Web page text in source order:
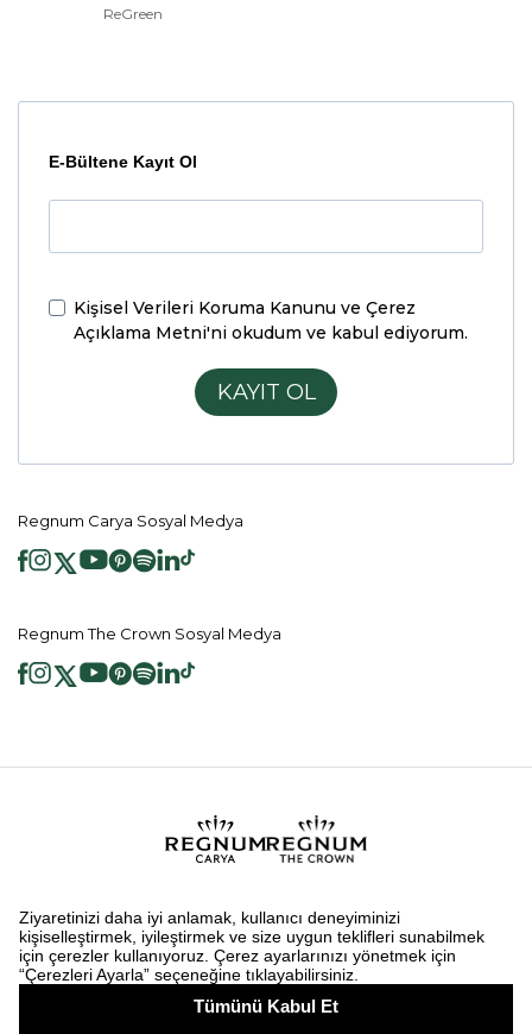
ReGreen
E-Bültene Kayıt Ol
Kişisel Verileri Koruma Kanunu ve Çerez
Açıklama Metni'ni okudum ve kabul ediyorum.
KAYIT OL
Regnum Carya Sosyal Medya
Regnum The Crown Sosyal Medya
2026 ® Regnum Hotels. Tüm hakları saklıdır.
Bilgi Toplumu Hizmetleri